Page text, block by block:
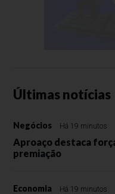
Últimas notícias
Negócios Há 19 minutos
Aproaço destaca
premiação
Economia Há 19 minutos